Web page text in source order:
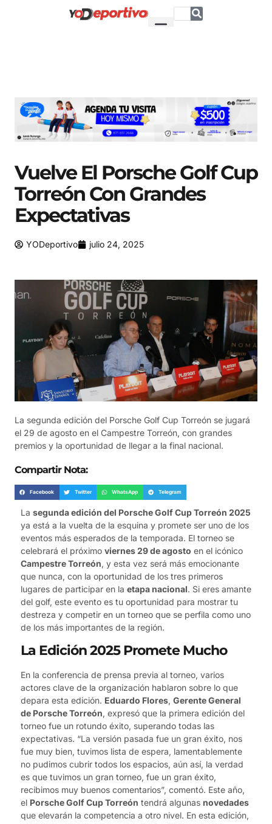
Vuelve El Porsche Golf Cup
Torreón Con Grandes
Expectativas
YODeportivo julio 24, 2025
La segunda edición del Porsche Golf Cup Torreón se jugará
el 29 de agosto en el Campestre Torreón, con grandes
premios y la oportunidad de llegar a la final nacional.
Compartir Nota:
Facebook Twitter WhatsApp Telegram
La segunda edición del Porsche Golf Cup Torreón 2025
ya está a la vuelta de la esquina y promete ser uno de los
eventos más esperados de la temporada. El torneo se
celebrará el próximo viernes 29 de agosto en el icónico
Campestre Torreón, y esta vez será más emocionante
que nunca, con la oportunidad de los tres primeros
lugares de participar en la etapa nacional. Si eres amante
del golf, este evento es tu oportunidad para mostrar tu
destreza y competir en un torneo que se perfila como uno
de los más importantes de la región.
La Edición 2025 Promete Mucho
En la conferencia de prensa previa al torneo, varios
actores clave de la organización hablaron sobre lo que
depara esta edición. Eduardo Flores, Gerente General
de Porsche Torreón, expresó que la primera edición del
torneo fue un rotundo éxito, superando todas las
expectativas. “La versión pasada fue un gran éxito, nos
fue muy bien, tuvimos lista de espera, lamentablemente
no pudimos cubrir todos los espacios, aún así, la verdad
es que tuvimos un gran torneo, fue un gran éxito,
recibimos muy buenos comentarios”, comentó. Este año,
el Porsche Golf Cup Torreón tendrá algunas novedades
que elevarán la competencia a otro nivel. En esta edición,